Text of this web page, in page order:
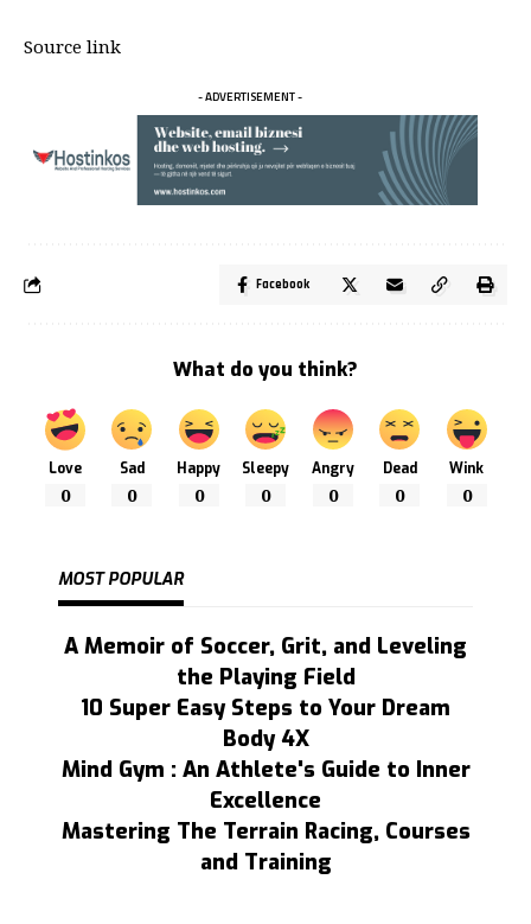
Source link
- ADVERTISEMENT -
Facebook
What do you think?
Love
0
Sad
0
Happy
0
Sleepy
0
Angry
0
Dead
0
Wink
0
MOST POPULAR
A Memoir of Soccer, Grit, and Leveling
the Playing Field
10 Super Easy Steps to Your Dream
Body 4X
Mind Gym : An Athlete's Guide to Inner
Excellence
Mastering The Terrain Racing, Courses
and Training